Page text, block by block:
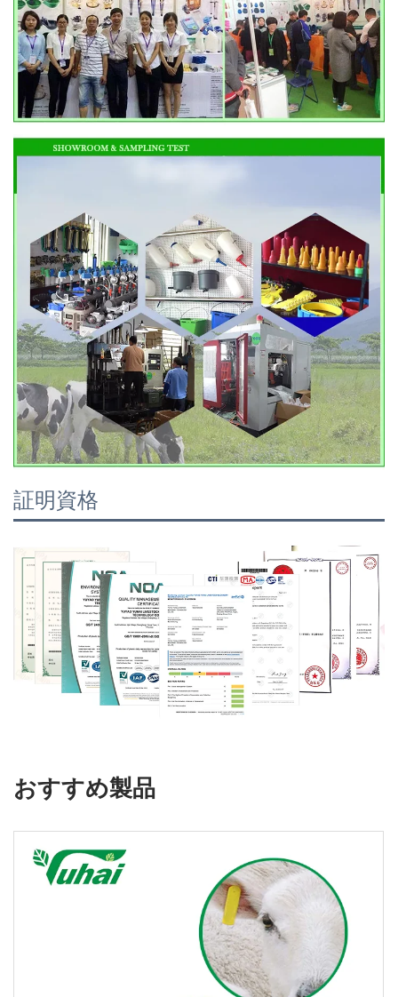
証明資格
おすすめ製品